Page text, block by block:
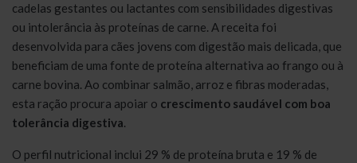
cadelas gestantes ou lactantes com sensibilidades digestivas
ou intolerância às proteínas de carne. A receita foi
desenvolvida para cães jovens com digestão mais delicada, que
beneficiam de uma fonte de proteína alternativa ao frango ou à
carne bovina. Ao combinar salmão, arroz e fibras moderadas,
esta ração procura apoiar o crescimento saudável com boa
tolerância digestiva.
O perfil nutricional inclui 29 % de proteína bruta e 19 % de